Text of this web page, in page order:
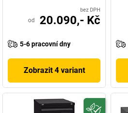
bez DPH
od 20.090,- Kč
5-6 pracovní dny
Zobrazit 4 variant